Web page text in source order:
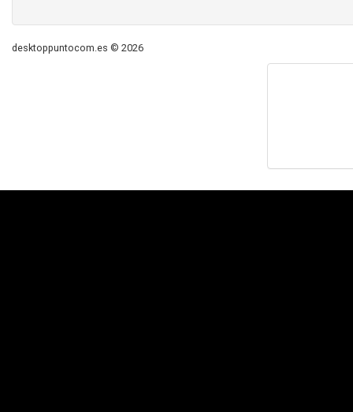
desktoppuntocom.es © 2026